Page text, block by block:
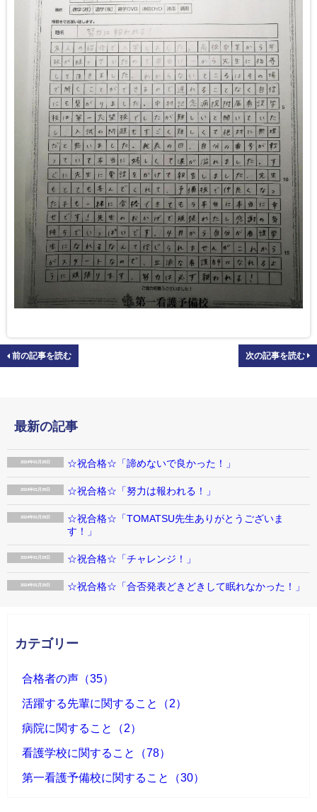
前の記事を読む 次の記事を読む
最新の記事
2024年01月29日 ☆祝合格☆「諦めないで良かった！」
2024年01月29日 ☆祝合格☆「努力は報われる！」
2024年01月29日
☆祝合格☆「TOMATSU先生ありがとうございま
す！」
2024年01月29日 ☆祝合格☆「チャレンジ！」
2024年01月29日 ☆祝合格☆「合否発表どきどきして眠れなかった！」
カテゴリー
合格者の声（35）
活躍する先輩に関すること（2）
病院に関すること（2）
看護学校に関すること（78）
第一看護予備校に関すること（30）